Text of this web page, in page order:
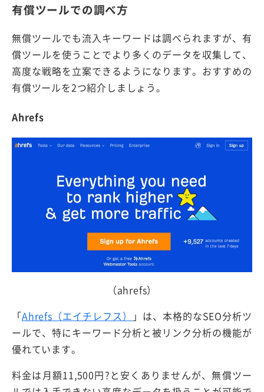
有償ツールでの調べ方
無償ツールでも流入キーワードは調べられますが、有
償ツールを使うことでより多くのデータを収集して、
高度な戦略を立案できるようになります。おすすめの
有償ツールを2つ紹介しましょう。
Ahrefs
（ahrefs）
「Ahrefs（エイチレフス）
」は、本格的なSEO分析ツ
ールで、特にキーワード分析と被リンク分析の機能が
優れています。
料金は月額11,500円?と安くありませんが、無償ツー